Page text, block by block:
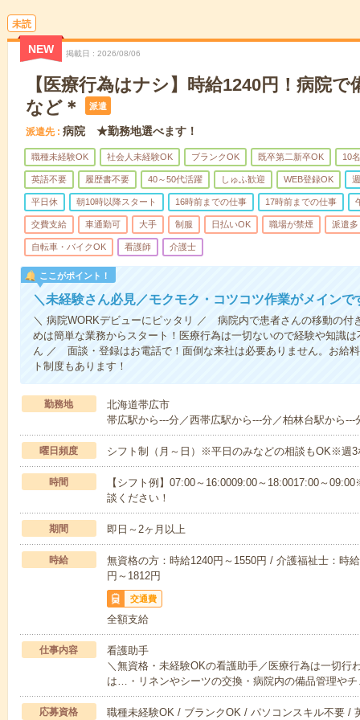
未読
NEW 掲載日 2026/08/06
【医療行為はナシ】時給1240円！病院
など＊
派遣
派遣先 病院 ★勤務地選べます！
職種未経験OK 社会人未経験OK ブランクOK 既卒第二新卒OK 10
英語不要 履歴書不要 40～50代活躍 しゅふ歓迎 WEB登録OK
平日休 朝10時以降スタート 16時前までの仕事 17時前までの仕事
交費支給 車通勤可 大手 制服 日払いOK 職場が禁煙 派遣多
自転車・バイクOK 看護師 介護士
ここがポイント！
＼未経験さん必見／モクモク・コツコツ作業がメイン
＼ 病院WORKデビューにピッタリ ／ 病院内で患者さんの移動の付
めは簡単な業務からスタート！医療行為は一切ないので経験や知識
ん ／ 面談・登録はお電話で！面倒な来社は必要ありません。お給
ト制度もあります！
勤務地
北海道帯広市
帯広駅から---分／西帯広駅から---分／柏林台駅から---
曜日頻度 シフト制（月～日）※平日のみなどの相談もOK※週3
時間
【シフト例】07:00～16:0009:00～18:0017:00～
談ください！
期間 即日～2ヶ月以上
時給
無資格の方：時給1240円～1550円 / 介護福祉士：時
円～1812円
交通費
全額支給
仕事内容
看護助手
＼無資格・未経験OKの看護助手／医療行為は一切
は…・リネンやシーツの交換・病院内の備品管理や
応募資格 職種未経験OK / ブランクOK / パソコンスキル不要 /